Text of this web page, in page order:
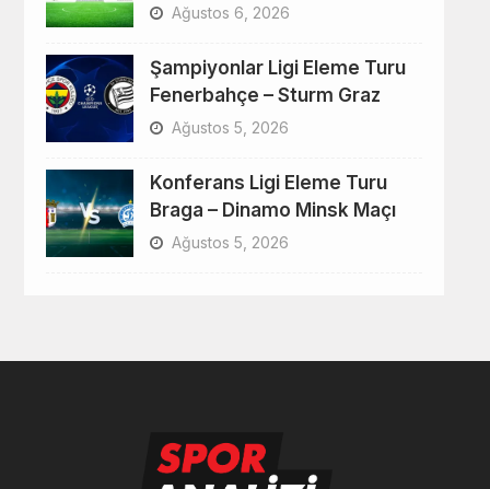
Ağustos 6, 2026
Şampiyonlar Ligi Eleme Turu
Fenerbahçe – Sturm Graz
Ağustos 5, 2026
Konferans Ligi Eleme Turu
Braga – Dinamo Minsk Maçı
Ağustos 5, 2026